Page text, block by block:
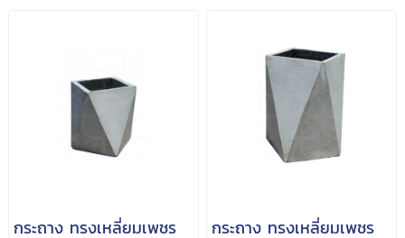
กระถาง ทรงเหลี่ยมเพชร
กระถาง ทรงเหลี่ยมเพชร